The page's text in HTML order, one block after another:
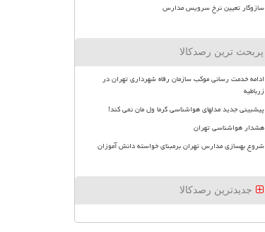
سازوکار تعیین نرخ سرویس مدارس
پربحث ترین رصدکالا
ادامه خدمت رسانی موکب سازمان رفاه شهرداری تهران در
زرباطیه
پیشبینی جدید مدلهای هواشناسی گرما ول مان نمی کند!
هشدار هواشناسی تهران
شروع بهسازی مدارس تهران برمبنای خواسته دانش آموزان
جدیدترین رصدکالا